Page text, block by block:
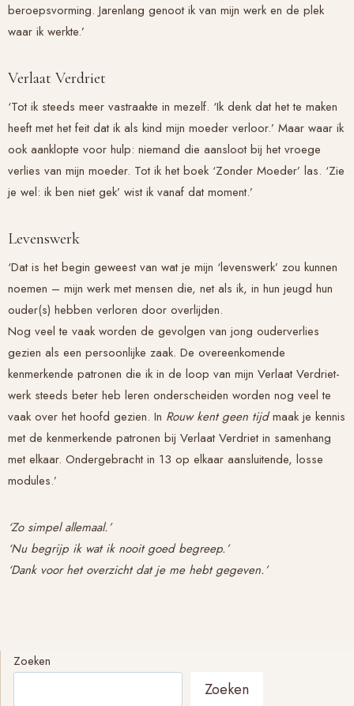
beroepsvorming. Jarenlang genoot ik van mijn werk en de plek
waar ik werkte.’
Verlaat Verdriet
‘Tot ik steeds meer vastraakte in mezelf. ‘Ik denk dat het te maken
heeft met het feit dat ik als kind mijn moeder verloor.’ Maar waar ik
ook aanklopte voor hulp: niemand die aansloot bij het vroege
verlies van mijn moeder. Tot ik het boek ‘Zonder Moeder’ las. ‘Zie
je wel: ik ben niet gek’ wist ik vanaf dat moment.’
Levenswerk
‘Dat is het begin geweest van wat je mijn ‘levenswerk’ zou kunnen
noemen – mijn werk met mensen die, net als ik, in hun jeugd hun
ouder(s) hebben verloren door overlijden.
Nog veel te vaak worden de gevolgen van jong ouderverlies
gezien als een persoonlijke zaak. De overeenkomende
kenmerkende patronen die ik in de loop van mijn Verlaat Verdriet-
werk steeds beter heb leren onderscheiden worden nog veel te
vaak over het hoofd gezien. In Rouw kent geen tijdmaak je kennis
met de kenmerkende patronen bij Verlaat Verdriet in samenhang
met elkaar. Ondergebracht in 13 op elkaar aansluitende, losse
modules.’
‘Zo simpel allemaal.’
‘Nu begrijp ik wat ik nooit goed begreep.’
‘Dank voor het overzicht dat je me hebt gegeven.’
Zoeken
Zoeken